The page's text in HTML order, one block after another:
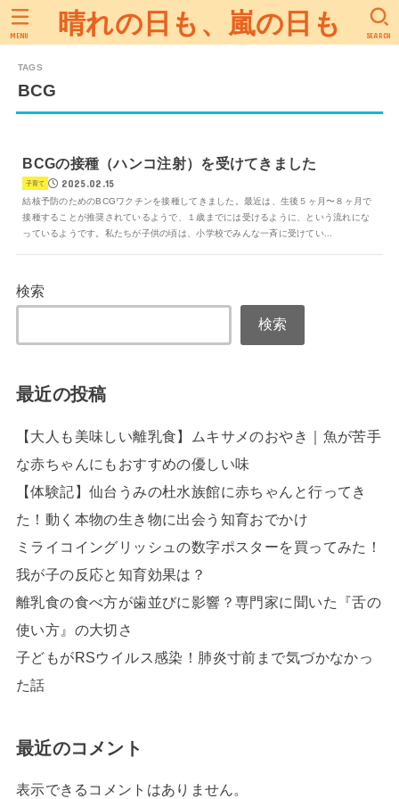
晴れの日も、嵐の日も SEARCH
MENU
BCG
BCGの接種（ハンコ注射）を受けてきました
子育て 2025.02.15
結核予防のためのBCGワクチンを接種してきました。最近は、生後５ヶ月〜８ヶ月で
接種することが推奨されているようで、１歳までには受けるように、という流れにな
っているようです。私たちが子供の頃は、小学校でみんな一斉に受けてい...
検索
検索
最近の投稿
【大人も美味しい離乳食】ムキサメのおやき｜魚が苦手
な赤ちゃんにもおすすめの優しい味
【体験記】仙台うみの杜水族館に赤ちゃんと行ってき
た！動く本物の生き物に出会う知育おでかけ
ミライコイングリッシュの数字ポスターを買ってみた！
我が子の反応と知育効果は？
離乳食の食べ方が歯並びに影響？専門家に聞いた『舌の
使い方』の大切さ
子どもがRSウイルス感染！肺炎寸前まで気づかなかっ
た話
最近のコメント
表示できるコメントはありません。